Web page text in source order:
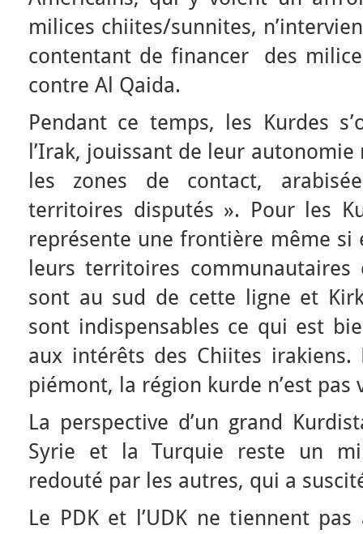
milices chiites/sunnites,
contentant de financer des
contre Al Qaida.
Pendant ce temps, les Kurdes
l’Irak, jouissant de leur
les zones de contact,
territoires disputés ». Pour les
représente une frontière même si
leurs territoires
sont au sud de cette ligne et
sont indispensables ce qui est
aux intérêts des Chiites irakiens.
piémont, la région kurde n’est pas
La perspective d’un grand
Syrie et la Turquie reste un
redouté par les autres, qui a
Le PDK et l’UDK ne tiennent